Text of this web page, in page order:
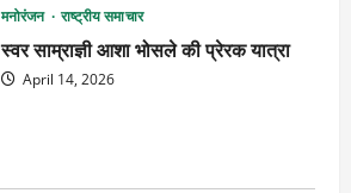
मनोरंजन राष्ट्रीय समाचार
स्वर साम्राज्ञी आशा भोसले की प्रेरक यात्रा
April 14, 2026